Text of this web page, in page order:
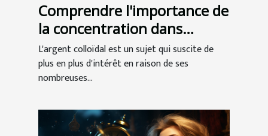
Comprendre l'importance de
la concentration dans
l'argent colloïdal
L'argent colloïdal est un sujet qui suscite de
plus en plus d'intérêt en raison de ses
nombreuses...